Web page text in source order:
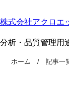
株式会社アクロエ
分析・品質管理用
ホーム 記事一